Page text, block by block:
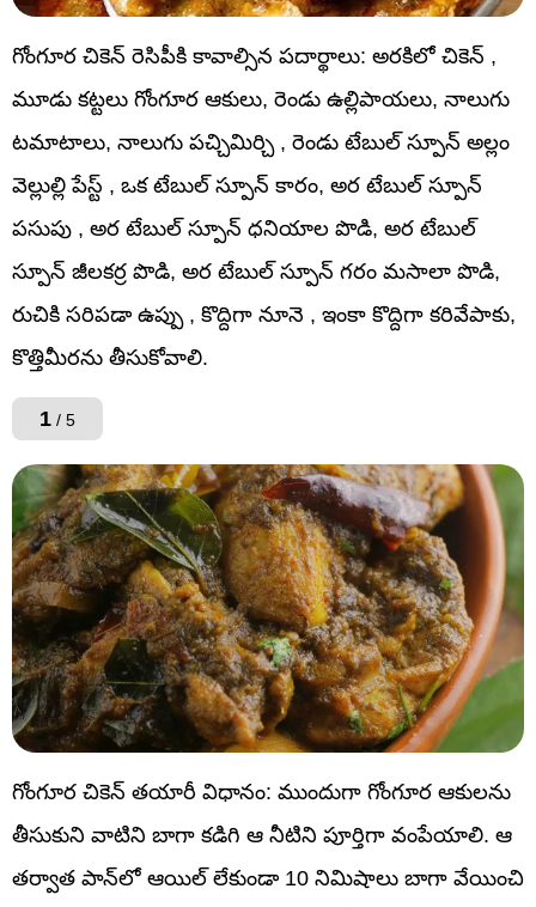
గోంగూర చికెన్ రెసిపీకి కావాల్సిన పదార్థాలు: అరకిలో చికెన్ ,
మూడు కట్టలు గోంగూర ఆకులు, రెండు ఉల్లిపాయలు, నాలుగు
టమాటాలు, నాలుగు పచ్చిమిర్చి , రెండు టేబుల్ స్పూన్ అల్లం
వెల్లుల్లి పేస్ట్ , ఒక టేబుల్ స్పూన్ కారం, అర టేబుల్ స్పూన్
పసుపు , అర టేబుల్ స్పూన్ ధనియాల పొడి, అర టేబుల్
స్పూన్ జీలకర్ర పొడి, అర టేబుల్ స్పూన్ గరం మసాలా పొడి,
రుచికి సరిపడా ఉప్పు , కొద్దిగా నూనె , ఇంకా కొద్దిగా కరివేపాకు,
కొత్తిమీరను తీసుకోవాలి.
1 / 5
గోంగూర చికెన్ తయారీ విధానం: ముందుగా గోంగూర ఆకులను
తీసుకుని వాటిని బాగా కడిగి ఆ నీటిని పూర్తిగా వంపేయాలి. ఆ
తర్వాత పాన్‌లో ఆయిల్ లేకుండా 10 నిమిషాలు బాగా వేయించి